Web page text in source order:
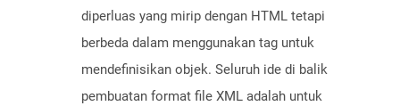
diperluas yang mirip dengan HTML tetapi
berbeda dalam menggunakan tag untuk
mendefinisikan objek. Seluruh ide di balik
pembuatan format file XML adalah untuk